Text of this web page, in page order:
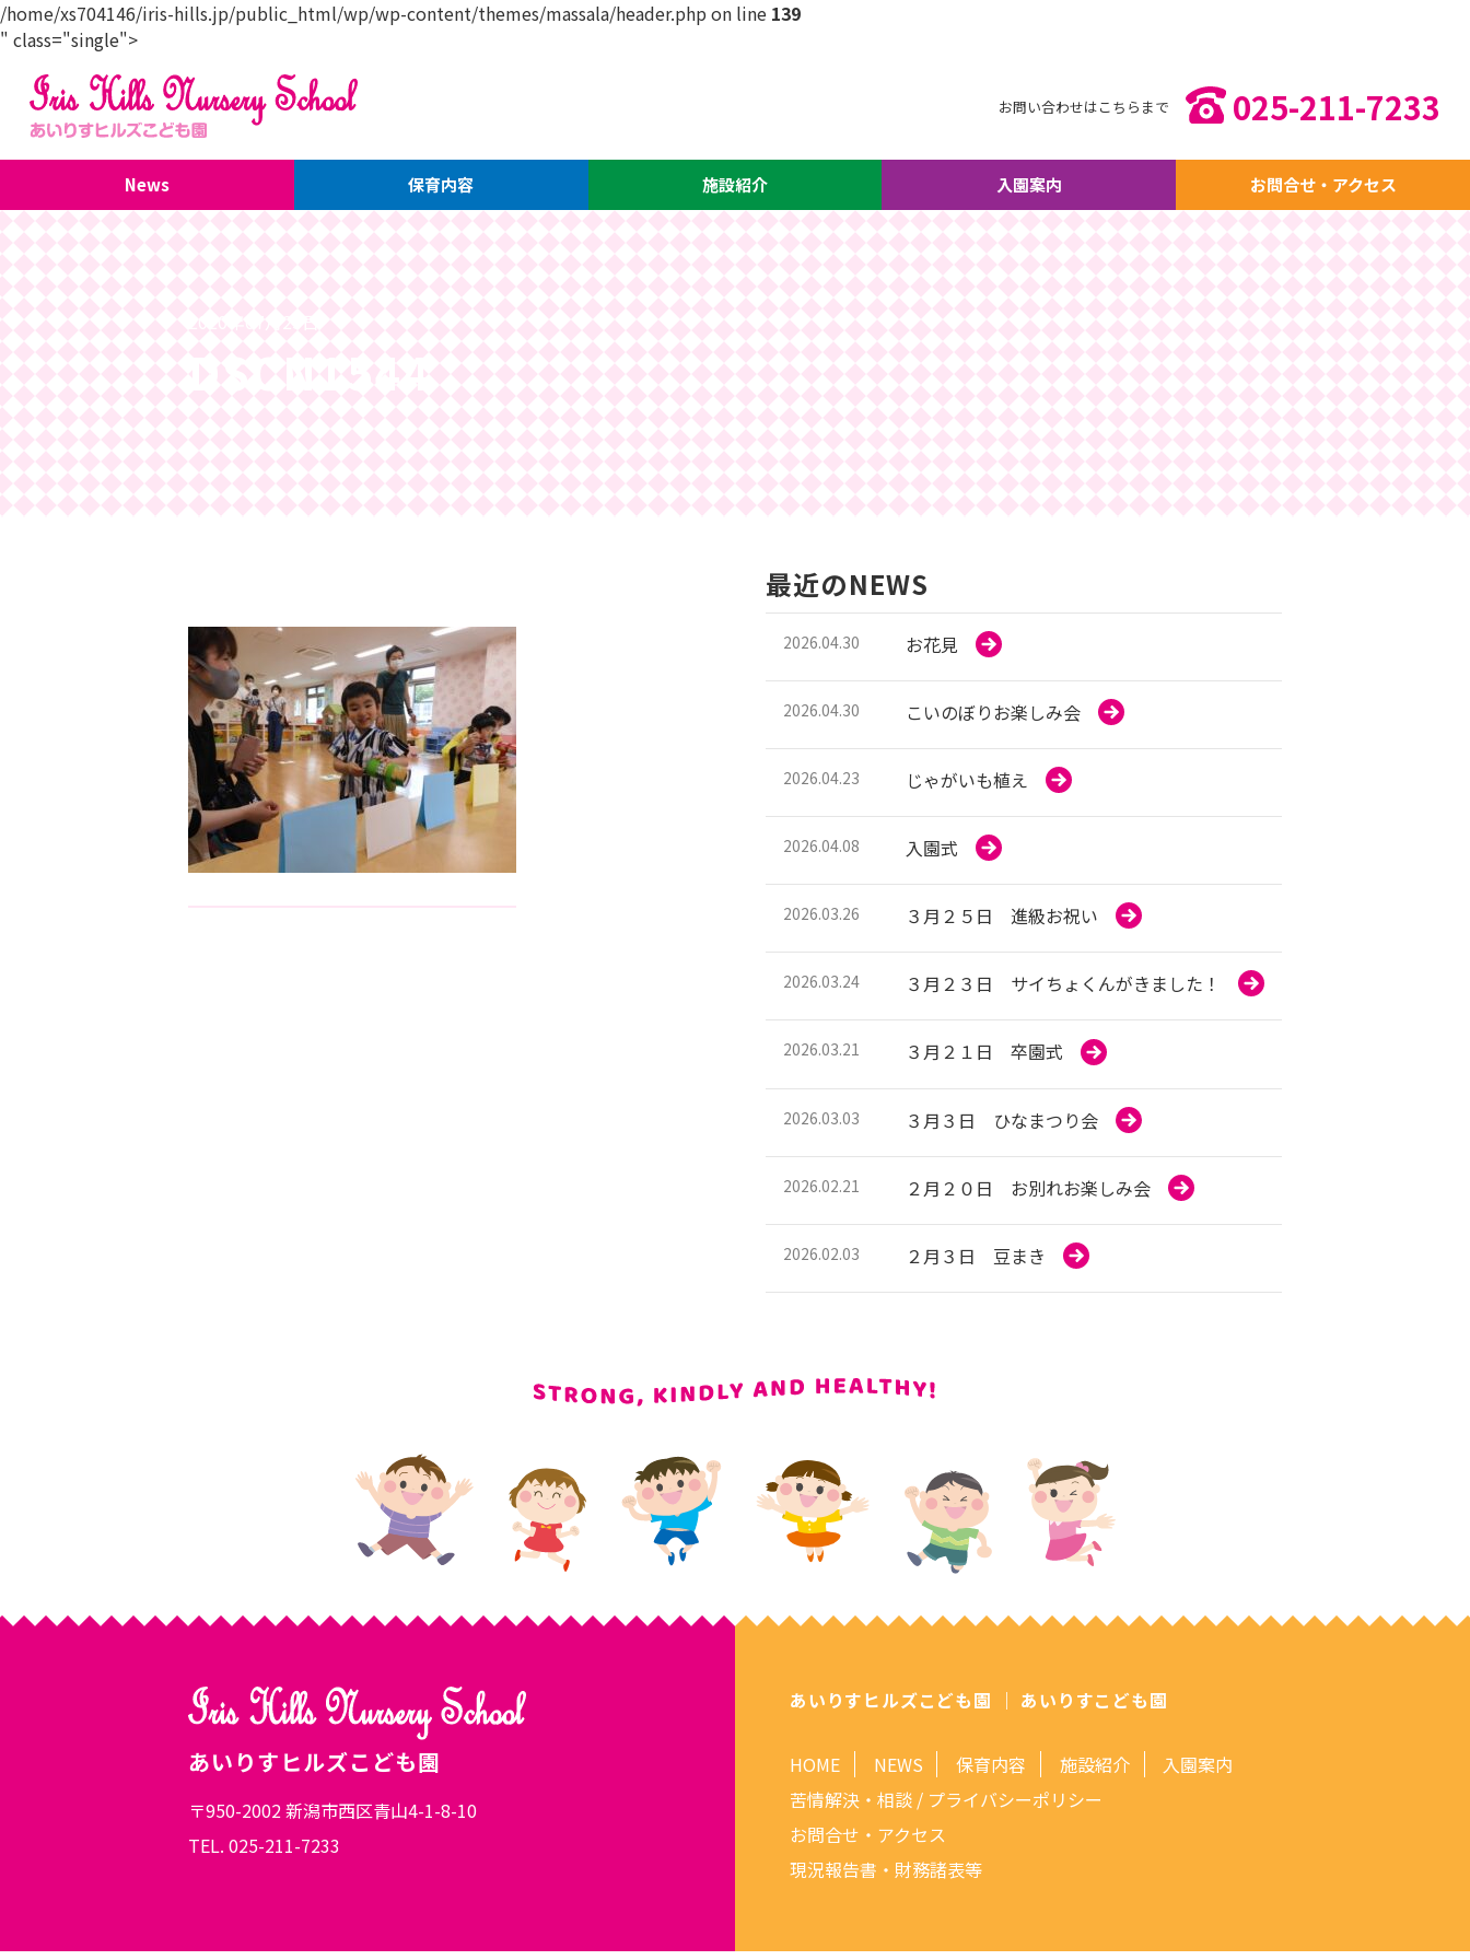
/home/xs704146/iris-hills.jp/public_html/wp/wp-content/themes/massala/header.php on line 139
" class="single">
お問い合わせはこちらまで 025-211-7233
2020年07月25日
DSCN1544
最近のNEWS
2026.04.30 お花見
2026.04.30 こいのぼりお楽しみ会
2026.04.23 じゃがいも植え
2026.04.08 入園式
2026.03.26 ３月２５日 進級お祝い
2026.03.24 ３月２３日 サイちょくんがきました！
2026.03.21 ３月２１日 卒園式
2026.03.03 ３月３日 ひなまつり会
2026.02.21 ２月２０日 お別れお楽しみ会
2026.02.03 ２月３日 豆まき
あいりすヒルズこども園
〒950-2002 新潟市西区青山4-1-8-10
TEL. 025-211-7233
あいりすヒルズこども園 ｜ あいりすこども園
HOME NEWS 保育内容 施設紹介
入園案内
苦情解決・相談 / プライバシーポリシー
お問合せ・アクセス
現況報告書・財務諸表等